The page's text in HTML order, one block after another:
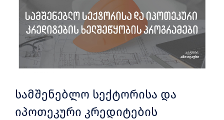
სამშენებლო სექტორისა და
იპოთეკური კრედიტების